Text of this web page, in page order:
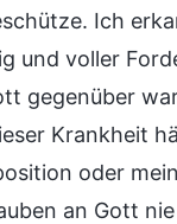
Ich
und voller
gegenüber
Krankheit
oder
an Gott